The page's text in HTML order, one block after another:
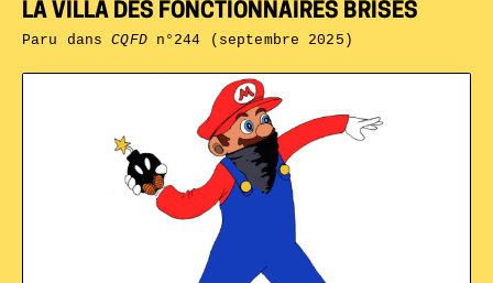
LA VILLA DES FONCTIONNAIRES BRISÉS
Paru dansCQFDn°244 (septembre 2025)